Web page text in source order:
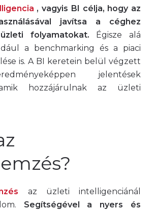
, vagyis BI célja, hogy az
javítsa a céghez
folyamatokat. Égisze alá
a benchmarking és a piaci
is. A BI keretein belül végzett
jelentések
hozzájárulnak az üzleti
az üzleti intelligenciánál
Segítségével a nyers és